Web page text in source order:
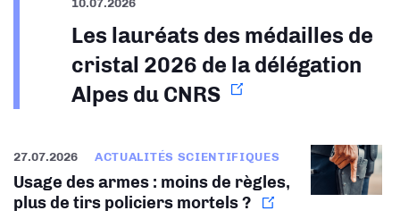
Les lauréats des médailles de
cristal 2026 de la délégation
Alpes du CNRS
27.07.2026 ACTUALITÉS SCIENTIFIQUES
Usage des armes : moins de règles,
plus de tirs policiers mortels ?